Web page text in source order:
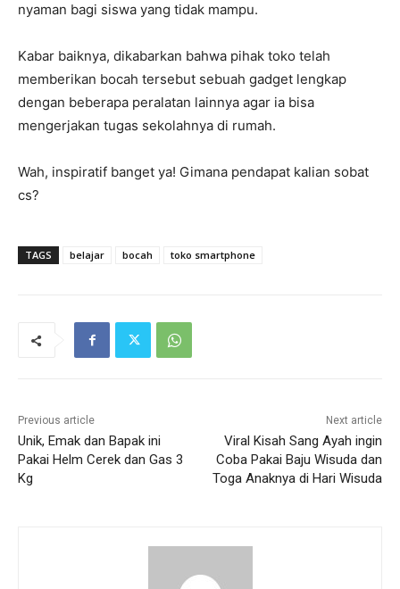
nyaman bagi siswa yang tidak mampu.
Kabar baiknya, dikabarkan bahwa pihak toko telah
memberikan bocah tersebut sebuah gadget lengkap
dengan beberapa peralatan lainnya agar ia bisa
mengerjakan tugas sekolahnya di rumah.
Wah, inspiratif banget ya! Gimana pendapat kalian sobat
cs?
TAGS belajar bocah toko smartphone
Previous article
Unik, Emak dan Bapak ini
Pakai Helm Cerek dan Gas 3
Kg
Next article
Viral Kisah Sang Ayah ingin
Coba Pakai Baju Wisuda dan
Toga Anaknya di Hari Wisuda